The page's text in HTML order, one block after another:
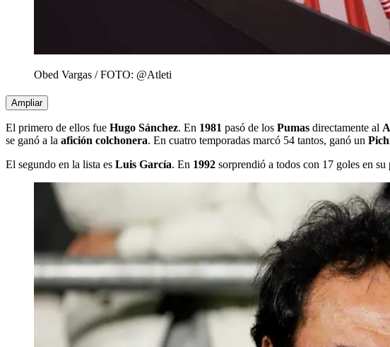
Obed Vargas / FOTO: @Atleti
Ampliar
El primero de ellos fue Hugo Sánchez. En 1981 pasó de los Pumas directamente al
se ganó a la afición colchonera. En cuatro temporadas marcó 54 tantos, ganó un
El segundo en la lista es Luis García. En 1992 sorprendió a todos con 17 goles en